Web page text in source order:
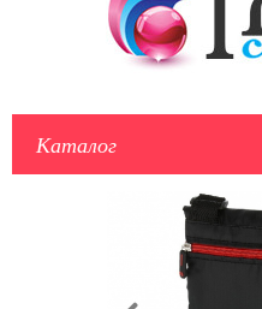
Каталог